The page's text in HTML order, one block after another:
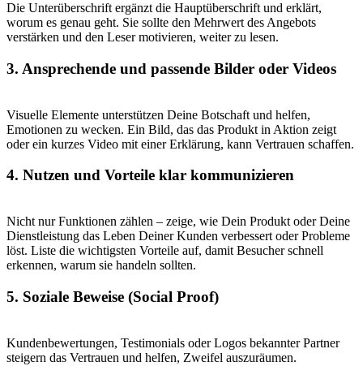
Die Unterüberschrift ergänzt die Hauptüberschrift und erklärt,
worum es genau geht. Sie sollte den Mehrwert des Angebots
verstärken und den Leser motivieren, weiter zu lesen.
3. Ansprechende und passende Bilder oder Videos
Visuelle Elemente unterstützen Deine Botschaft und helfen,
Emotionen zu wecken. Ein Bild, das das Produkt in Aktion zeigt
oder ein kurzes Video mit einer Erklärung, kann Vertrauen schaffen.
4. Nutzen und Vorteile klar kommunizieren
Nicht nur Funktionen zählen – zeige, wie Dein Produkt oder Deine
Dienstleistung das Leben Deiner Kunden verbessert oder Probleme
löst. Liste die wichtigsten Vorteile auf, damit Besucher schnell
erkennen, warum sie handeln sollten.
5. Soziale Beweise (Social Proof)
Kundenbewertungen, Testimonials oder Logos bekannter Partner
steigern das Vertrauen und helfen, Zweifel auszuräumen.